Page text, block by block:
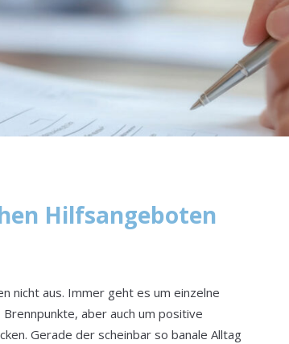
Hilfsangeboten
nicht aus. Immer geht es um einzelne
aber auch um positive
Gerade der scheinbar so banale Alltag